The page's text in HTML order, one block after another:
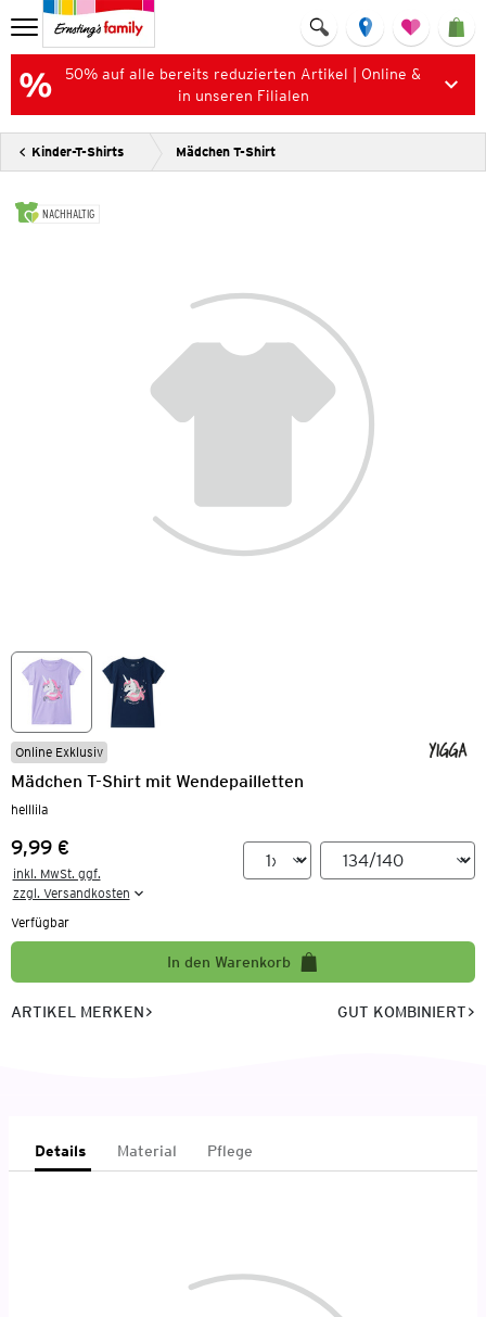
50% auf alle bereits reduzierten Artikel | Online &
in unseren Filialen
Kinder-T-Shirts Mädchen T-Shirt
NACHHALTIG
Online Exklusiv
Mädchen T-Shirt mit Wendepailletten
helllila
Preis:
9,99 €
inkl. MwSt. ggf.
zzgl. Versandkosten
Verfügbar
In den Warenkorb
ARTIKEL MERKEN GUT KOMBINIERT
Details Material Pflege